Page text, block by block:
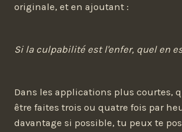
originale, et en ajoutant :
Si la culpabilité est l'enfer, quel en
Dans les applications plus courtes,
être faites trois ou quatre fois par
davantage si possible, tu peux te